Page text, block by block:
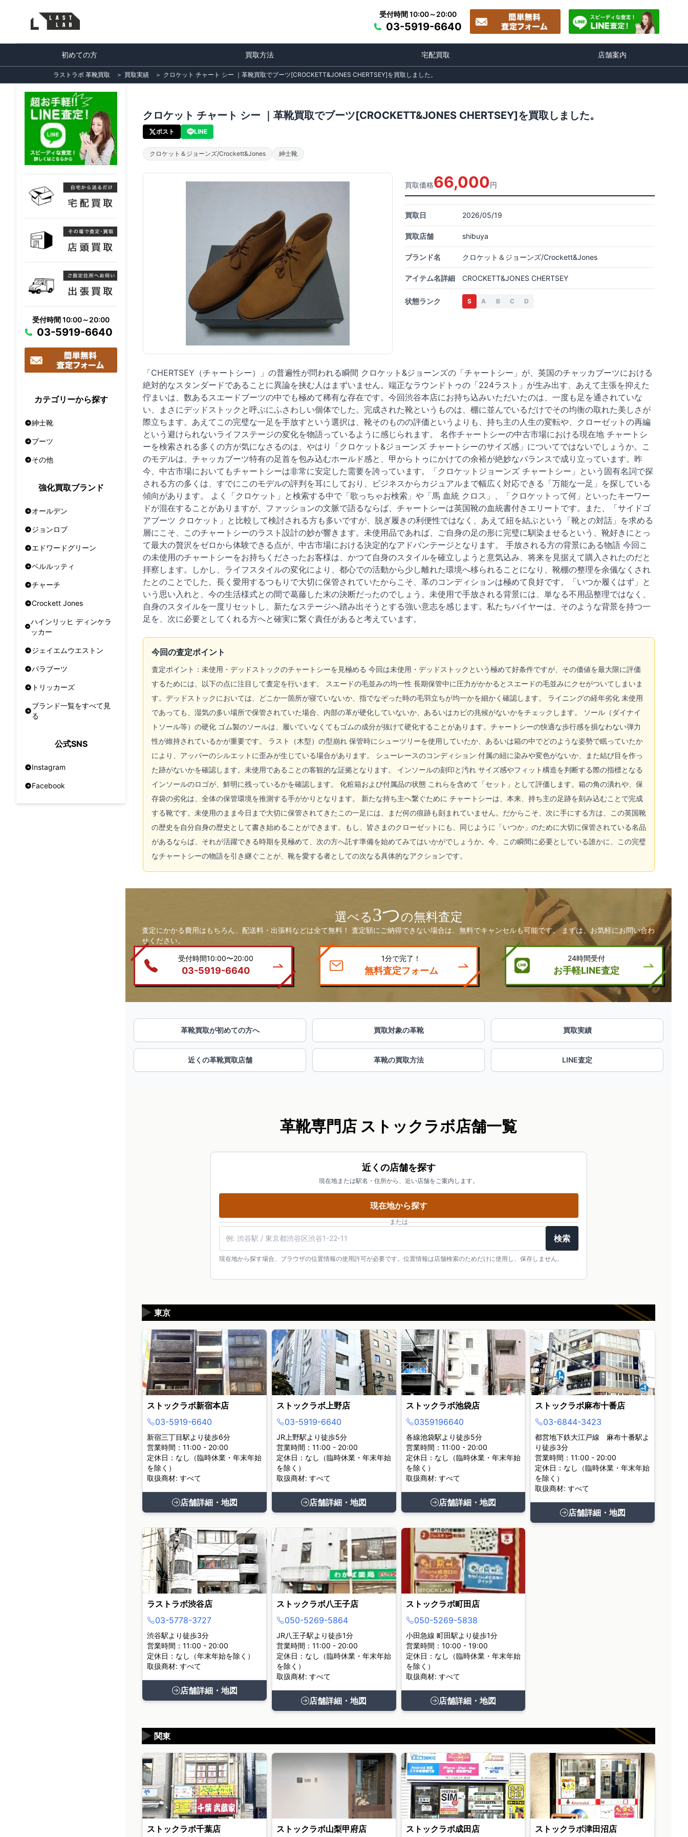
受付時間 10:00～20:00
03-5919-6640
初めての方 買取方法 宅配買取 店舗案内
ラストラボ 革靴買取 ＞ 買取実績 ＞ クロケット チャート シー ｜革靴買取でブーツ[CROCKETT&JONES CHERTSEY]を買取しました。
受付時間 10:00～20:00
03-5919-6640
カテゴリーから探す
紳士靴
ブーツ
その他
強化買取ブランド
オールデン
ジョンロブ
エドワードグリーン
ベルルッティ
チャーチ
Crockett Jones
ハインリッヒ ディンケラ
ッカー
ジェイエムウエストン
パラブーツ
トリッカーズ
ブランド一覧をすべて見
る
公式SNS
Instagram
Facebook
クロケット チャート シー ｜革靴買取でブーツ[CROCKETT&JONES CHERTSEY]を買取しました。
ポスト LINE
クロケット＆ジョーンズ/Crockett&Jones 紳士靴
買取価格66,000円
買取日 2026/05/19
買取店舗 shibuya
ブランド名 クロケット＆ジョーンズ/Crockett&Jones
アイテム名詳細 CROCKETT&JONES CHERTSEY
状態ランク S A B C D
「CHERTSEY（チャートシー）」の普遍性が問われる瞬間 クロケット&ジョーンズの「チャートシー」が、英国のチャッカブーツにおける
絶対的なスタンダードであることに異論を挟む人はまずいません。端正なラウンドトゥの「224ラスト」が生み出す、あえて主張を抑えた
佇まいは、数あるスエードブーツの中でも極めて稀有な存在です。今回渋谷本店にお持ち込みいただいたのは、一度も足を通されていな
い、まさにデッドストックと呼ぶにふさわしい個体でした。完成された靴というものは、棚に並んでいるだけでその均衡の取れた美しさが
際立ちます。あえてこの完璧な一足を手放すという選択は、靴そのものの評価というよりも、持ち主の人生の変転や、クローゼットの再編
という避けられないライフステージの変化を物語っているように感じられます。 名作チャートシーの中古市場における現在地 チャートシ
ーを検索される多くの方が気になさるのは、やはり「クロケット&ジョーンズ チャートシーのサイズ感」についてではないでしょうか。こ
のモデルは、チャッカブーツ特有の足首を包み込むホールド感と、甲からトゥにかけての余裕が絶妙なバランスで成り立っています。昨
今、中古市場においてもチャートシーは非常に安定した需要を誇っています。「クロケットジョーンズ チャートシー」という固有名詞で探
される方の多くは、すでにこのモデルの評判を耳にしており、ビジネスからカジュアルまで幅広く対応できる「万能な一足」を探している
傾向があります。 よく「クロケット」と検索する中で「歌っちゃお検索」や「馬 血統 クロス」、「クロケットって何」といったキーワー
ドが混在することがありますが、ファッションの文脈で語るならば、チャートシーは英国靴の血統書付きエリートです。また、「サイドゴ
アブーツ クロケット」と比較して検討される方も多いですが、脱ぎ履きの利便性ではなく、あえて紐を結ぶという「靴との対話」を求める
層にこそ、このチャートシーのラスト設計の妙が響きます。未使用品であれば、ご自身の足の形に完璧に馴染ませるという、靴好きにとっ
て最大の贅沢をゼロから体験できる点が、中古市場における決定的なアドバンテージとなります。 手放される方の背景にある物語 今回こ
の未使用のチャートシーをお持ちくださったお客様は、かつて自身のスタイルを確立しようと意気込み、将来を見据えて購入されたのだと
拝察します。しかし、ライフスタイルの変化により、都心での活動から少し離れた環境へ移られることになり、靴棚の整理を余儀なくされ
たとのことでした。長く愛用するつもりで大切に保管されていたからこそ、革のコンディションは極めて良好です。「いつか履くはず」と
いう思い入れと、今の生活様式との間で葛藤した末の決断だったのでしょう。未使用で手放される背景には、単なる不用品整理ではなく、
自身のスタイルを一度リセットし、新たなステージへ踏み出そうとする強い意志を感じます。私たちバイヤーは、そのような背景を持つ一
足を、次に必要としてくれる方へと確実に繋ぐ責任があると考えています。
今回の査定ポイント
査定ポイント：未使用・デッドストックのチャートシーを見極める 今回は未使用・デッドストックという極めて好条件ですが、その価値を最大限に評価
するためには、以下の点に注目して査定を行います。 スエードの毛並みの均一性 長期保管中に圧力がかかるとスエードの毛並みにクセがついてしまいま
す。デッドストックにおいては、どこか一箇所が寝ていないか、指でなぞった時の毛羽立ちが均一かを細かく確認します。 ライニングの経年劣化 未使用
であっても、湿気の多い場所で保管されていた場合、内部の革が硬化していないか、あるいはカビの兆候がないかをチェックします。 ソール（ダイナイ
トソール等）の硬化 ゴム製のソールは、履いていなくてもゴムの成分が抜けて硬化することがあります。チャートシーの快適な歩行感を損なわない弾力
性が維持されているかが重要です。 ラスト（木型）の型崩れ 保管時にシューツリーを使用していたか、あるいは箱の中でどのような姿勢で眠っていたか
により、アッパーのシルエットに歪みが生じている場合があります。 シューレースのコンディション 付属の紐に染みや変色がないか、また結び目を作っ
た跡がないかを確認します。未使用であることの客観的な証拠となります。 インソールの刻印と汚れ サイズ感やフィット構造を判断する際の指標となる
インソールのロゴが、鮮明に残っているかを確認します。 化粧箱および付属品の状態 これらを含めて「セット」として評価します。箱の角の潰れや、保
存袋の劣化は、全体の保管環境を推測する手がかりとなります。 新たな持ち主へ繋ぐために チャートシーは、本来、持ち主の足跡を刻み込むことで完成
する靴です。未使用のまま今日まで大切に保管されてきたこの一足には、まだ何の痕跡も刻まれていません。だからこそ、次に手にする方は、この英国靴
の歴史を自分自身の歴史として書き始めることができます。もし、皆さまのクローゼットにも、同じように「いつか」のために大切に保管されている名品
があるならば、それが活躍できる時期を見極めて、次の方へ託す準備を始めてみてはいかがでしょうか。今、この瞬間に必要としている誰かに、この完璧
なチャートシーの物語を引き継ぐことが、靴を愛する者としての次なる具体的なアクションです。
選べる3つの無料査定
査定にかかる費用はもちろん、配送料・出張料などは全て無料！ 査定額にご納得できない場合は、無料でキャンセルも可能です。 まずは、お気軽にお問い合わ
せください。
受付時間10:00〜20:00
03-5919-6640
1分で完了！
無料査定フォーム
24時間受付
お手軽LINE査定
革靴買取が初めての方へ 買取対象の革靴 買取実績
近くの革靴買取店舗 革靴の買取方法 LINE査定
革靴専門店 ストックラボ店舗一覧
近くの店舗を探す
現在地または駅名・住所から、近い店舗をご案内します。
現在地から探す
または
検索
現在地から探す場合、ブラウザの位置情報の使用許可が必要です。位置情報は店舗検索のためだけに使用し、保存しません。
東京
▶
ストックラボ新宿本店
03-5919-6640
新宿三丁目駅より徒歩6分
営業時間：11:00 - 20:00
定休日：なし（臨時休業・年末年始
を除く）
取扱商材: すべて
店舗詳細・地図
ストックラボ上野店
03-5919-6640
JR上野駅より徒歩5分
営業時間：11:00 - 20:00
定休日：なし（臨時休業・年末年始
を除く）
取扱商材: すべて
店舗詳細・地図
ストックラボ池袋店
0359196640
各線池袋駅より徒歩5分
営業時間：11:00 - 20:00
定休日：なし（臨時休業・年末年始
を除く）
取扱商材: すべて
店舗詳細・地図
ストックラボ麻布十番店
03-6844-3423
都営地下鉄大江戸線 麻布十番駅よ
り徒歩3分
営業時間：11:00 - 20:00
定休日：なし（臨時休業・年末年始
を除く）
取扱商材: すべて
店舗詳細・地図
ラストラボ渋谷店
03-5778-3727
渋谷駅より徒歩3分
営業時間：11:00 - 20:00
定休日：なし（年末年始を除く）
取扱商材: すべて
店舗詳細・地図
ストックラボ八王子店
050-5269-5864
JR八王子駅より徒歩1分
営業時間：11:00 - 20:00
定休日：なし（臨時休業・年末年始
を除く）
取扱商材: すべて
店舗詳細・地図
ストックラボ町田店
050-5269-5838
小田急線 町田駅より徒歩1分
営業時間：10:00 - 19:00
定休日：なし（臨時休業・年末年始
を除く）
取扱商材: すべて
店舗詳細・地図
関東
▶
ストックラボ千葉店 ストックラボ山梨甲府店 ストックラボ成田店 ストックラボ津田沼店